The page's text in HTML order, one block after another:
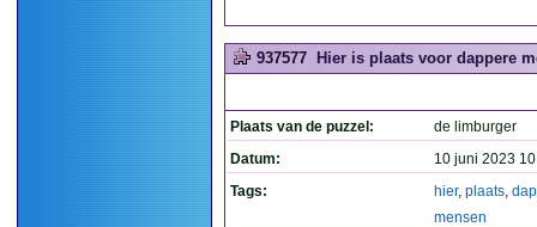
937577 Hier is plaats voor dappere
Plaats van de puzzel:
de limburger
Datum:
10 juni 2023
Tags:
hier, plaats,
mensen